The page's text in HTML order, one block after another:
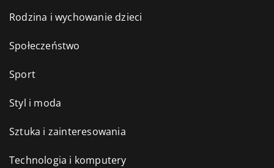
Rodzina i wychowanie dzieci
Społeczeństwo
Sport
Styl i moda
Sztuka i zainteresowania
Technologia i komputery